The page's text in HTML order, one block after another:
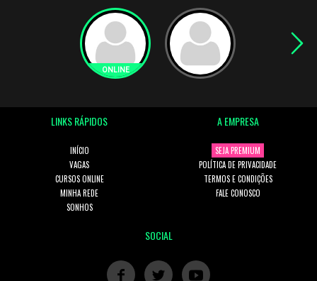
LINKS RÁPIDOS
INÍCIO
VAGAS
CURSOS ONLINE
MINHA REDE
SONHOS
A EMPRESA
SEJA PREMIUM
POLÍTICA DE PRIVACIDADE
TERMOS E CONDIÇÕES
FALE CONOSCO
SOCIAL